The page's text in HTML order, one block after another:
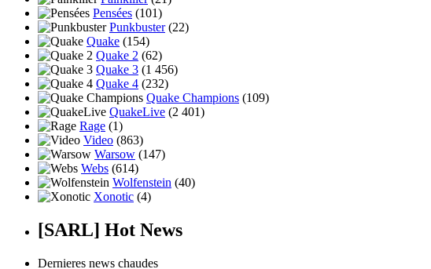
Pensées (101)
Punkbuster(22)
Quake (154)
Quake 2 (62)
Quake 3 (1 456)
Quake 4 (232)
Quake Champions (109)
QuakeLive (2 401)
Rage (1)
Video (863)
Warsow (147)
Webs (614)
Wolfenstein (40)
Xonotic (4)
[SARL] Hot News
Dernieres news chaudes